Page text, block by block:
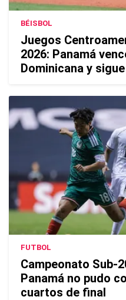
BÉISBOL
Juegos
2026: Panamá
Dominicana y
FUTBOL
Campeonato Sub-
Panamá no pudo
cuartos de final